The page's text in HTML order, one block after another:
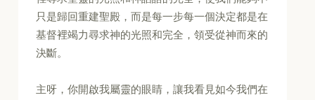
只是歸回重建聖殿，而是每一步每一個決定都是在
基督裡竭力尋求神的光照和完全，領受從神而來的
決斷。
主呀，你開啟我屬靈的眼睛，讓我看見如今我們在